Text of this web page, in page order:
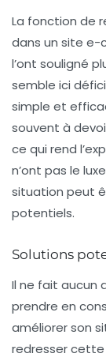
La fonction de
dans un site e-
l’ont souligné
semble ici
simple et
souvent à
ce qui rend
n’ont pas le
situation peut
potentiels.
Solutions
Il ne fait aucun
prendre en
améliorer son
redresser